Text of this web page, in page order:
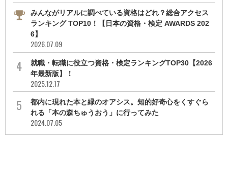
みんながリアルに調べている資格はどれ？総合アクセス
ランキング TOP10！【日本の資格・検定 AWARDS 202
6】
2026.07.09
就職・転職に役立つ資格・検定ランキングTOP30【2026
年最新版】！
2025.12.17
都内に現れた本と緑のオアシス。知的好奇心をくすぐら
れる「本の森ちゅうおう」に行ってみた
2024.07.05